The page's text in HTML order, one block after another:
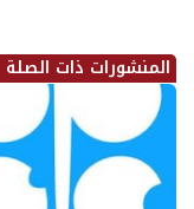
المنشورات ذات الصلة